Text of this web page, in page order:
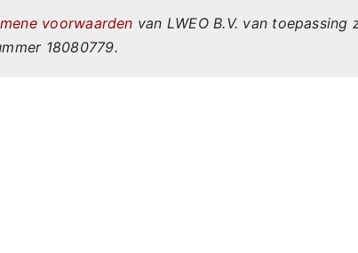
voorwaarden van LWEO B.V. van toepassing
18080779.